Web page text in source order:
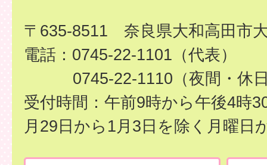
〒635-8511 奈良県大和高田市
電話：0745-22-1101（代表）
0745-22-1110（夜間・休
受付時間：午前9時から午後4時
月29日から1月3日を除く月曜日